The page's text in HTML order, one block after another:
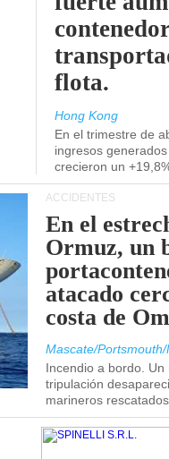
flota.
Hong Kong
En el trimestre de
ingresos
crecieron un
ACCIDENTES
En el
Ormuz, un
atacado
costa de
Mascate/
Incendio a bordo.
tripulación
marineros